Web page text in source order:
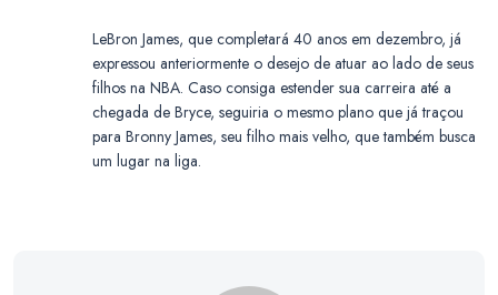
LeBron James, que completará 40 anos em dezembro, já
expressou anteriormente o desejo de atuar ao lado de seus
filhos na NBA. Caso consiga estender sua carreira até a
chegada de Bryce, seguiria o mesmo plano que já traçou
para Bronny James, seu filho mais velho, que também busca
um lugar na liga.